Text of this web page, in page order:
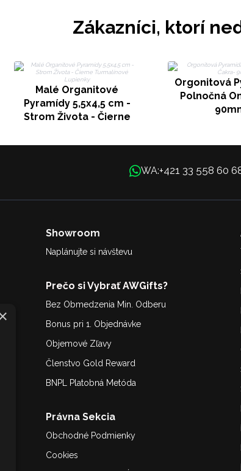
Zákazníci, ktorí
Malé Organitové
Pyramídy 5,5x4,5 cm -
Strom Života - Čierne
Orgonitová
Polnočná
WA:+421 33 558 60
Showroom
Naplánujte si návštevu
Prečo si Vybrať AWGifts?
Bez Obmedzenia Min. Odberu
Bonus pri 1. Objednávke
Objemové Zľavy
Členstvo Gold Reward
BNPL Platobná Metóda
Právna Sekcia
Obchodné Podmienky
Cookies